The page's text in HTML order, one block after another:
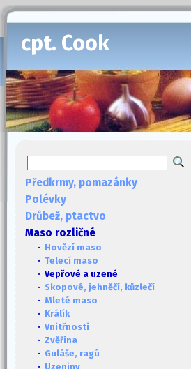
cpt. Cook
Předkrmy, pomazánky
Polévky
Drůbež, ptactvo
Maso rozličné
· Hovězí maso
· Telecí maso
· Vepřové a uzené
· Skopové, jehněčí, kůzlečí
· Mleté maso
· Králík
· Vnitřnosti
· Zvěřina
· Guláše, ragú
· Uzeniny